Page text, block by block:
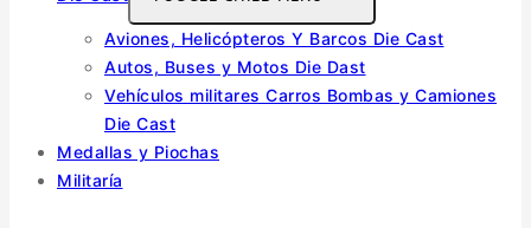
Aviones, Helicópteros Y Barcos Die Cast
Autos, Buses y Motos Die Dast
Vehículos militares Carros Bombas y Camiones
Die Cast
Medallas y Piochas
Militaría